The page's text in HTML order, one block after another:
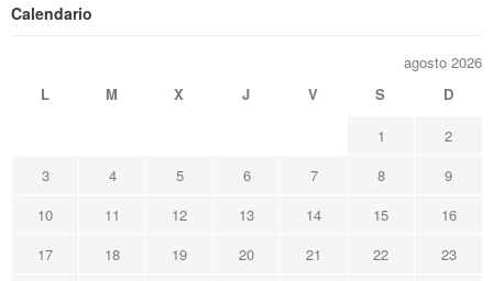
Calendario
agosto 2026
L
M X J V S
D
1
2
3
4 5 6 7 8
9
10
11 12 13 14 15
16
17
18 19 20 21 22
23